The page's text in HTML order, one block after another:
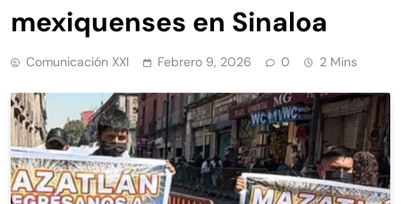
mexiquenses en Sinaloa
Comunicación XXI Febrero 9, 2026 0 2 Mins